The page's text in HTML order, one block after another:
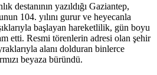
destanının yazıldığı Gaziantep,
104. yılını gurur ve heyecanla
başlayan hareketlilik, gün boyu
etti. Resmi törenlerin adresi olan şehir
alanı dolduran binlerce
beyaza büründü.